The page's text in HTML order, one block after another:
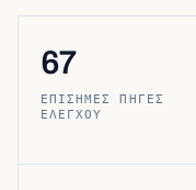
67
ΕΠΊΣΗΜΕΣ ΠΗΓΈΣ
ΕΛΈΓΧΟΥ